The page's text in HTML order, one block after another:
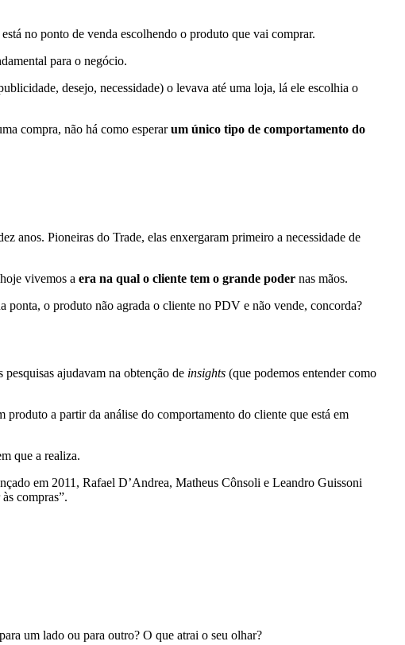
está no ponto de venda escolhendo o produto que vai comprar.
para o negócio.
desejo, necessidade) o levava até uma loja, lá ele escolhia o
compra, não há como esperarum único tipo de comportamento do
anos. Pioneiras do Trade, elas enxergaram primeiro a necessidade de
vivemos a era na qual o cliente tem o grande poder nas mãos.
ponta, o produto não agrada o cliente no PDV e não vende, concorda?
pesquisas ajudavam na obtenção de insights (que podemos entender como
produto a partir da análise do comportamento do cliente que está em
que a realiza.
em 2011, Rafael D’Andrea, Matheus Cônsoli e Leandro Guissoni
compras”.
um lado ou para outro? O que atrai o seu olhar?